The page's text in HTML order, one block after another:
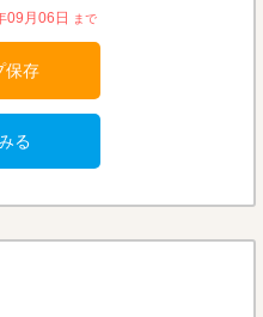
09月06日
保存
る